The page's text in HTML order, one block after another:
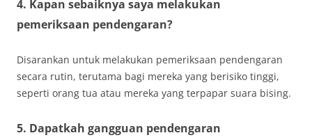
4. Kapan sebaiknya saya melakukan
pemeriksaan pendengaran?
Disarankan untuk melakukan pemeriksaan pendengaran
secara rutin, terutama bagi mereka yang berisiko tinggi,
seperti orang tua atau mereka yang terpapar suara bising.
5. Dapatkah gangguan pendengaran